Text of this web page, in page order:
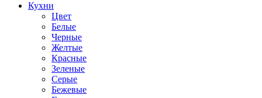
Кухни
Цвет
Белые
Черные
Желтые
Красные
Зеленые
Серые
Бежевые